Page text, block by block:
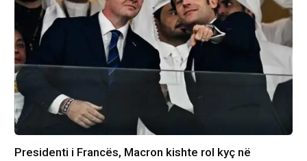
Presidenti i Francës, Macron kishte rol kyç në